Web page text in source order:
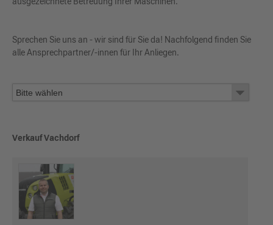
Sprechen Sie uns an - wir sind für Sie da! Nachfolgend finden Sie
alle Ansprechpartner/-innen für Ihr Anliegen.
Verkauf Vachdorf